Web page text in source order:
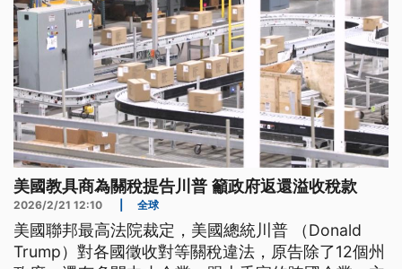
美國教具商為關稅提告川普 籲政府返還溢收稅款
2026/2/21 12:10 全球
美國聯邦最高法院裁定，美國總統川普 （Donald
Trump）對各國徵收對等關稅違法，原告除了12個州